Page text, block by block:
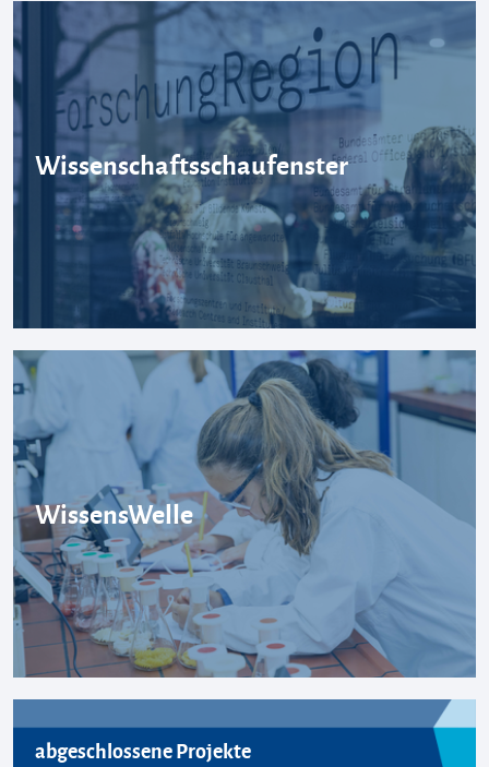
Wissenschaftsschaufenster
WissensWelle
abgeschlossene Projekte